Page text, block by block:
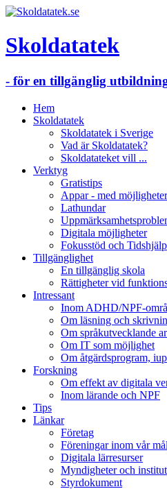
Skoldatatek
- för en tillgänglig
Hem
Skoldatatek
Skoldatatek i Sverige
Vad är Skoldatatek?
Skoldatateket vill ...
Verktyg
Gratistips
Appar - med möjligheter
Lathundar
Digitala möjligheter
Fokusstöd och Tidshjälp
Tillgänglighet
En tillgänglig skola
Rättigheter vid
Intressant
Inom ADHD/NPF-
Om läsning och
Om språkutvecklande
Om IT som möjlighet
Om åtgärdsprogram,
Forskning
Om effekt av digitala
Inom lärande och NPF
Tips
Länkar
Företag
Föreningar inom vår
Digitala lärresurser
Myndigheter och institut
Styrdokument